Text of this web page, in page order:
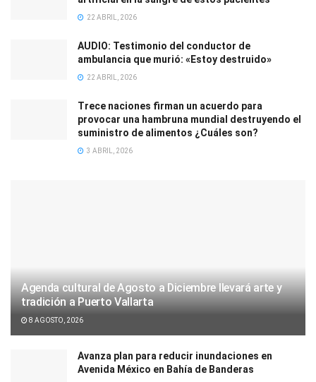
22 ABRIL, 2026
AUDIO: Testimonio del conductor de
ambulancia que murió: «Estoy destruido»
22 ABRIL, 2026
Trece naciones firman un acuerdo para
provocar una hambruna mundial destruyendo el
suministro de alimentos ¿Cuáles son?
3 ABRIL, 2026
Agenda cultural de Agosto a Diciembre llevará arte y
tradición a Puerto Vallarta
8 AGOSTO, 2026
Avanza plan para reducir inundaciones en
Avenida México en Bahía de Banderas